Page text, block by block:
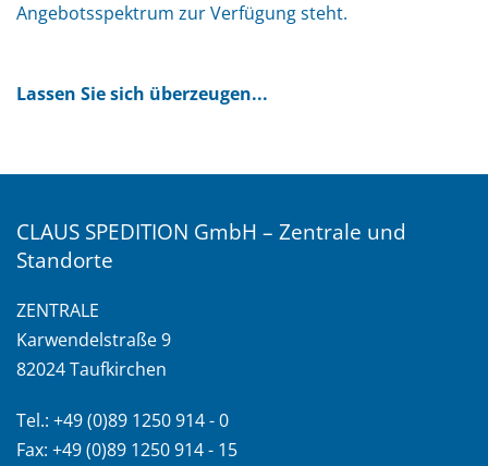
Angebotsspektrum zur Verfügung steht.
Lassen Sie sich überzeugen...
CLAUS SPEDITION GmbH – Zentrale und
Standorte
ZENTRALE
Karwendelstraße 9
82024 Taufkirchen
Tel.: +49 (0)89 1250 914 - 0
Fax: +49 (0)89 1250 914 - 15